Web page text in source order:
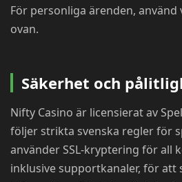
För personliga ärenden,
ovan.
Säkerhet och
Nifty Casino är licensierat av
följer strikta svenska regler för
använder SSL-kryptering för all
inklusive supportkanaler, för att